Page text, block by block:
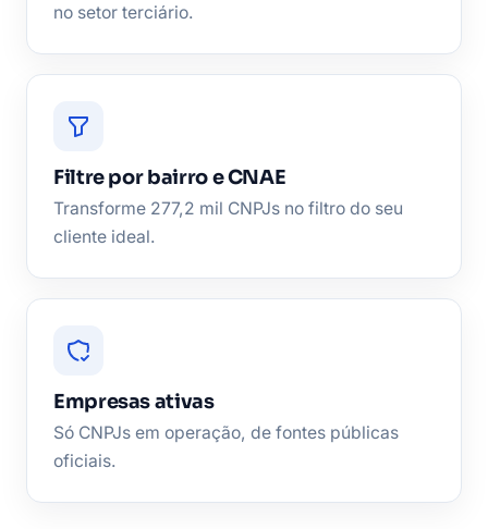
no setor terciário.
Filtre por bairro e CNAE
Transforme 277,2 mil CNPJs no filtro do seu
cliente ideal.
Empresas ativas
Só CNPJs em operação, de fontes públicas
oficiais.